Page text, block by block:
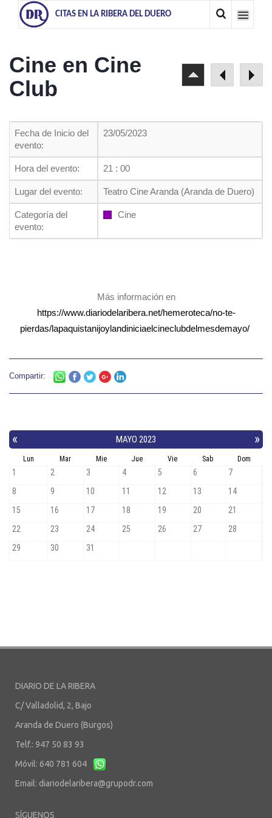
CITAS EN LA RIBERA DEL DUERO
Cine en Cine
Club
Fecha de Inicio del
evento:
23/05/2023
Hora del evento: 21 : 00
Lugar del evento: Teatro Cine Aranda (Aranda de Duero)
Categoría del
evento:
Cine
Más información en
https://www.diariodelaribera.net/hemeroteca/no-te-
pierdas/lapaquistanijoylandiniciaelcineclubdelmesdemayo/
Compartir:
DIARIO DE LA RIBERA
C/ Valladolid, 2, Bajo
Aranda de Duero (Burgos)
Telf.: 947 50 83 93
Móvil: 640 781 604
Email: diariodelaribera@grupodr.com
SÍGUENOS